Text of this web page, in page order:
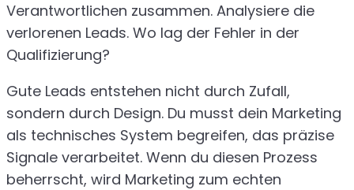
Verantwortlichen zusammen. Analysiere die
verlorenen Leads. Wo lag der Fehler in der
Qualifizierung?
Gute Leads entstehen nicht durch Zufall,
sondern durch Design. Du musst dein Marketing
als technisches System begreifen, das präzise
Signale verarbeitet. Wenn du diesen Prozess
beherrscht, wird Marketing zum echten